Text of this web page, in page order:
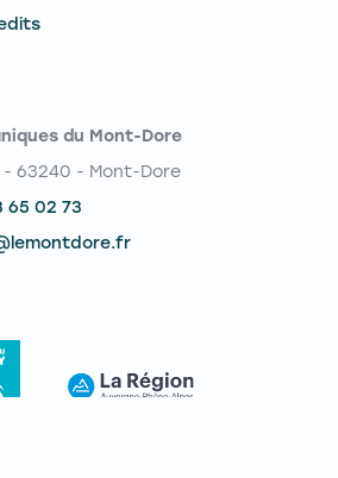
du Mont-Dore
- 63240 - Mont-Dore
65 02 73